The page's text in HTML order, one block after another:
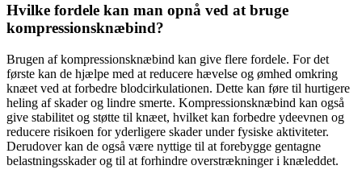
Hvilke fordele kan man opnå ved at bruge
kompressionsknæbind?
Brugen af kompressionsknæbind kan give flere fordele. For det
første kan de hjælpe med at reducere hævelse og ømhed omkring
knæet ved at forbedre blodcirkulationen. Dette kan føre til hurtigere
heling af skader og lindre smerte. Kompressionsknæbind kan også
give stabilitet og støtte til knæet, hvilket kan forbedre ydeevnen og
reducere risikoen for yderligere skader under fysiske aktiviteter.
Derudover kan de også være nyttige til at forebygge gentagne
belastningsskader og til at forhindre overstrækninger i knæleddet.